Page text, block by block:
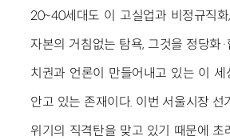
20~40세대도 이 고실업과 비정규직
자본의 거침없는 탐욕, 그것을 정당화
치권과 언론이 만들어내고 있는 이 세
안고 있는 존재이다. 이번 서울시장 선
위기의 직격탄을 맞고 있기 때문에 초